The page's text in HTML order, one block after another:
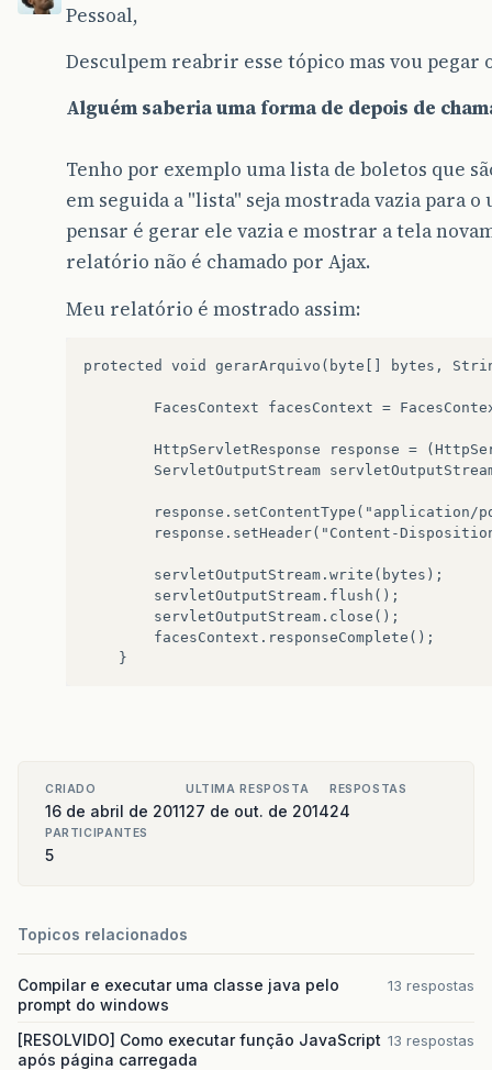
* Mando o jasper gerar o relatório.
* já que ele tem dois parâmetros que
FacesContext context = FacesContext.
HttpSession session = ( HttpSession)
HttpServletResponse response = (
setContentType "application/
Pessoal,
Desculpem reabrir esse tópico mas vou pegar
Alguém saberia uma forma de depois de
Tenho por exemplo uma lista de boletos que
em seguida a "lista" seja mostrada vazia para
pensar é gerar ele vazia e mostrar a tela
relatório não é chamado por Ajax.
Meu relatório é mostrado assim:
protected void gerarArquivo(byte[] bytes,
CRIADO
16 de abril de 2011
ULTIMA RESPOSTA
27 de out. de 2014
RESPOSTAS
24
PARTICIPANTES
5
Topicos relacionados
Compilar e executar uma classe java pelo
prompt do windows
13 respostas
[RESOLVIDO] Como executar função JavaScript
após página carregada
13 respostas